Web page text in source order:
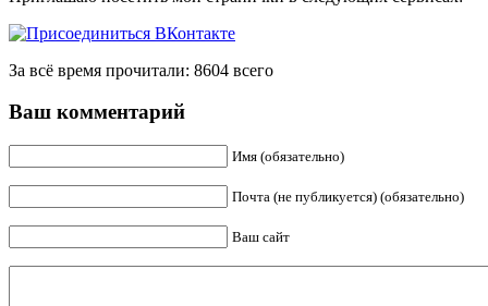
За всё время прочитали: 8604 всего
Ваш комментарий
Имя (обязательно)
Почта (не публикуется) (обязательно)
Ваш сайт